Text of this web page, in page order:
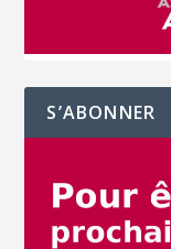
S’ABONNER